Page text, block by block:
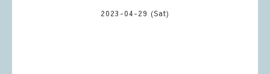
2023-04-29 (Sat)